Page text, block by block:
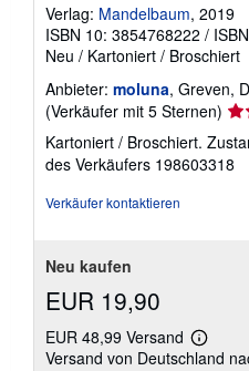
Verlag: Mandelbaum, 2019
ISBN 10: 3854768222 /
Neu / Kartoniert / Broschiert
Anbieter: moluna, Greven,
(Verkäufer mit 5 Sternen)
von
5
Kartoniert / Broschiert.
des Verkäufers 198603318
Verkäufer kontaktieren
Neu kaufen
EUR 19,90
EUR 48,99 Versand
Weitere
Versand von Deutschland